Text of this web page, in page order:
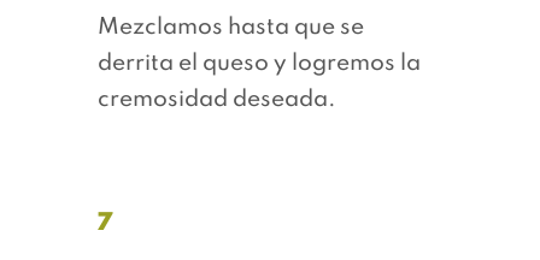
Mezclamos hasta que se
derrita el queso y logremos la
cremosidad deseada.
7